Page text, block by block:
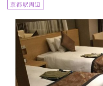
京都駅周辺